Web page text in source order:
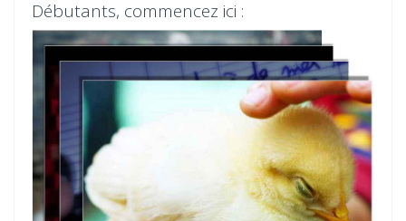
Débutants, commencez ici :